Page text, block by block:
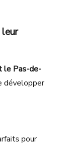
leur
le Pas-de-
développer
pour